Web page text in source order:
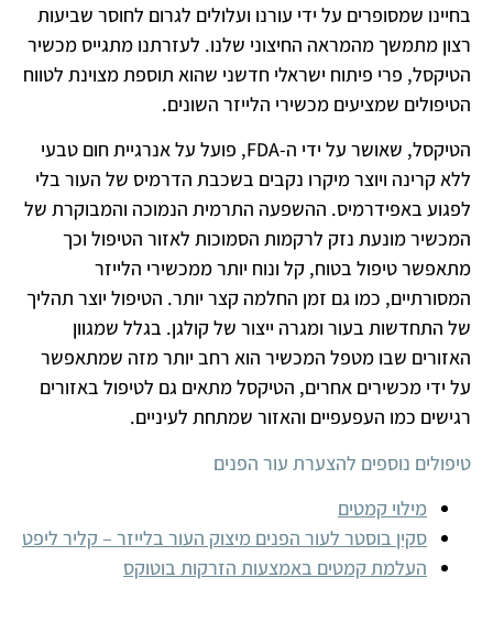
בחיינו שמסופרים על ידי עורנו ועלולים לגרום לחוסר שביעות
רצון מתמשך מהמראה החיצוני שלנו. לעזרתנו מתגייס מכשיר
הטיקסל, פרי פיתוח ישראלי חדשני שהוא תוספת מצוינת לטווח
הטיפולים שמציעים מכשירי הלייזר השונים.
הטיקסל, שאושר על ידי ה-FDA, פועל על אנרגיית חום טבעי
ללא קרינה ויוצר מיקרו נקבים בשכבת הדרמיס של העור בלי
לפגוע באפידרמיס. ההשפעה התרמית הנמוכה והמבוקרת של
המכשיר מונעת נזק לרקמות הסמוכות לאזור הטיפול וכך
מתאפשר טיפול בטוח, קל ונוח יותר ממכשירי הלייזר
המסורתיים, כמו גם זמן החלמה קצר יותר. הטיפול יוצר תהליך
של התחדשות בעור ומגרה ייצור של קולגן. בגלל שמגוון
האזורים שבו מטפל המכשיר הוא רחב יותר מזה שמתאפשר
על ידי מכשירים אחרים, הטיקסל מתאים גם לטיפול באזורים
רגישים כמו העפעפיים והאזור שמתחת לעיניים.
טיפולים נוספים להצערת עור הפנים
מילוי קמטים
סקין בוסטר לעור הפנים מיצוק העור בלייזר – קליר ליפט
העלמת קמטים באמצעות הזרקות בוטוקס